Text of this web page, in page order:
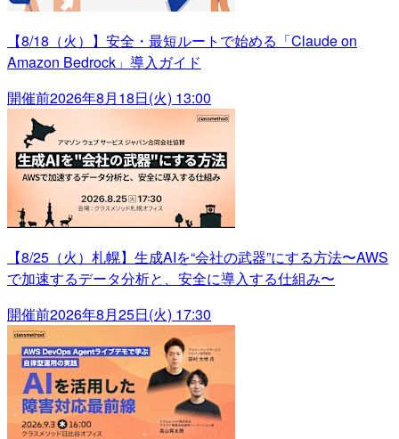
【8/18（火）】安全・最短ルートで始める「Claude on
Amazon Bedrock」導入ガイド
開催前2026年8月18日(火) 13:00
【8/25（火）札幌】生成AIを“会社の武器”にする方法〜AWS
で加速するデータ分析と、安全に導入する仕組み〜
開催前2026年8月25日(火) 17:30